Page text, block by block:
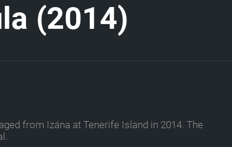
a (2014)
from Izána at Tenerife Island in 2014. The